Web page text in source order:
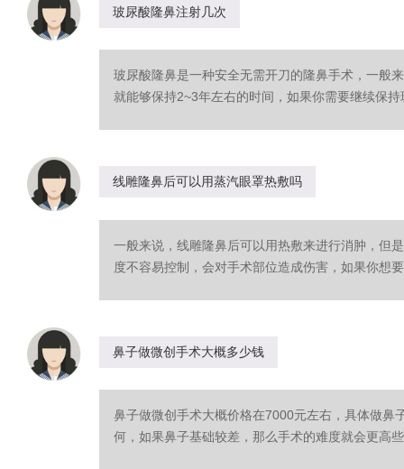
玻尿酸隆鼻注射几次
玻尿酸隆鼻是一种安全无需开刀的隆鼻手术，一般
就能够保持2~3年左右的时间，如果你需要继续保
线雕隆鼻后可以用蒸汽眼罩热敷吗
一般来说，线雕隆鼻后可以用热敷来进行消肿，但
度不容易控制，会对手术部位造成伤害，如果你想
鼻子做微创手术大概多少钱
鼻子做微创手术大概价格在7000元左右，具体做鼻
何，如果鼻子基础较差，那么手术的难度就会更高